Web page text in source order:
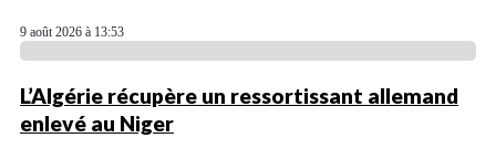
9 août 2026 à 13:53
L’Algérie récupère un ressortissant allemand
enlevé au Niger